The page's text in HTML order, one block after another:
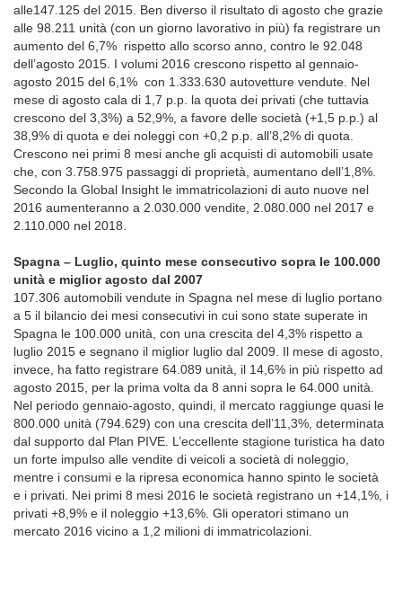
alle147.125 del 2015. Ben diverso il risultato di agosto che grazie
alle 98.211 unità (con un giorno lavorativo in più) fa registrare un
aumento del 6,7% rispetto allo scorso anno, contro le 92.048
dell’agosto 2015. I volumi 2016 crescono rispetto al gennaio-
agosto 2015 del 6,1% con 1.333.630 autovetture vendute. Nel
mese di agosto cala di 1,7 p.p. la quota dei privati (che tuttavia
crescono del 3,3%) a 52,9%, a favore delle società (+1,5 p.p.) al
38,9% di quota e dei noleggi con +0,2 p.p. all’8,2% di quota.
Crescono nei primi 8 mesi anche gli acquisti di automobili usate
che, con 3.758.975 passaggi di proprietà, aumentano dell’1,8%.
Secondo la Global Insight le immatricolazioni di auto nuove nel
2016 aumenteranno a 2.030.000 vendite, 2.080.000 nel 2017 e
2.110.000 nel 2018.
Spagna – Luglio, quinto mese consecutivo sopra le 100.000
unità e miglior agosto dal 2007
107.306 automobili vendute in Spagna nel mese di luglio portano
a 5 il bilancio dei mesi consecutivi in cui sono state superate in
Spagna le 100.000 unità, con una crescita del 4,3% rispetto a
luglio 2015 e segnano il miglior luglio dal 2009. Il mese di agosto,
invece, ha fatto registrare 64.089 unità, il 14,6% in più rispetto ad
agosto 2015, per la prima volta da 8 anni sopra le 64.000 unità.
Nel periodo gennaio-agosto, quindi, il mercato raggiunge quasi le
800.000 unità (794.629) con una crescita dell’11,3%, determinata
dal supporto dal Plan PIVE. L’eccellente stagione turistica ha dato
un forte impulso alle vendite di veicoli a società di noleggio,
mentre i consumi e la ripresa economica hanno spinto le società
e i privati. Nei primi 8 mesi 2016 le società registrano un +14,1%, i
privati +8,9% e il noleggio +13,6%. Gli operatori stimano un
mercato 2016 vicino a 1,2 milioni di immatricolazioni.